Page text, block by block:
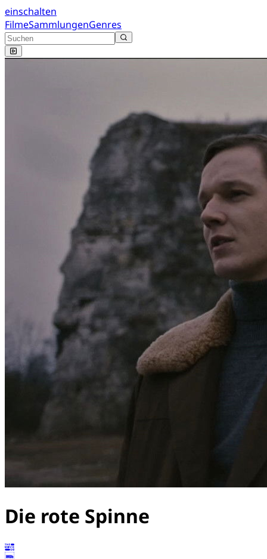
einschalten
FilmeSammlungenGenres
Die rote Spinne